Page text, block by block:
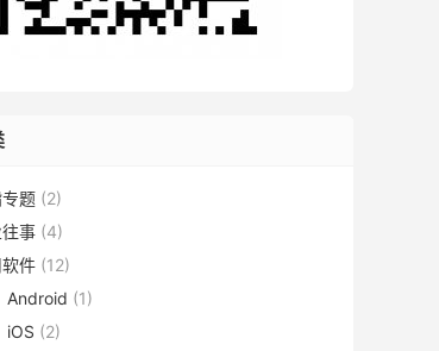
题 (2)
事 (4)
件 (12)
Android (1)
iOS (2)